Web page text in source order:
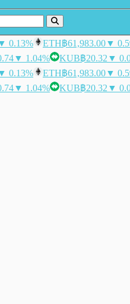
0.13% ETH฿61,983.00▼
▼ 1.04% KUB฿20.32 ▼
0.13% ETH฿61,983.00▼
▼ 1.04% KUB฿20.32 ▼